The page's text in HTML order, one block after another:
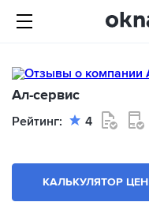
Ал-сервис
Рейтинг: 4
КАЛЬКУЛЯТОР ЦЕН